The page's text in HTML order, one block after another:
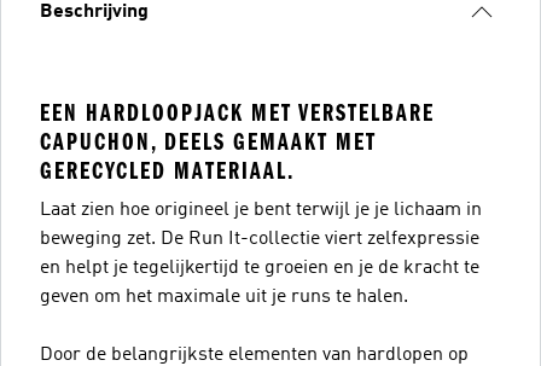
Beschrijving
EEN HARDLOOPJACK MET VERSTELBARE
CAPUCHON, DEELS GEMAAKT MET
GERECYCLED MATERIAAL.
Laat zien hoe origineel je bent terwijl je je lichaam in
beweging zet. De Run It-collectie viert zelfexpressie
en helpt je tegelijkertijd te groeien en je de kracht te
geven om het maximale uit je runs te halen.
Door de belangrijkste elementen van hardlopen op